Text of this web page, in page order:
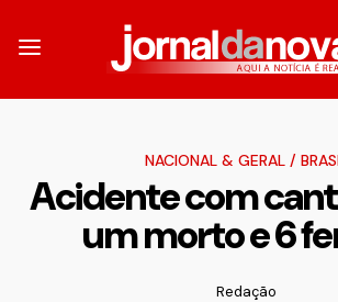
NACIONAL & GERAL/
Acidente com
um morto e 6
Redação